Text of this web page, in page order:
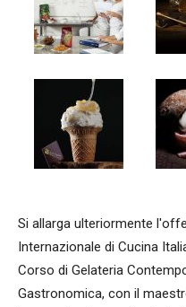
Si allarga ulteriormente
Internazionale di Cucina
Corso di Gelateria
Gastronomica, con il